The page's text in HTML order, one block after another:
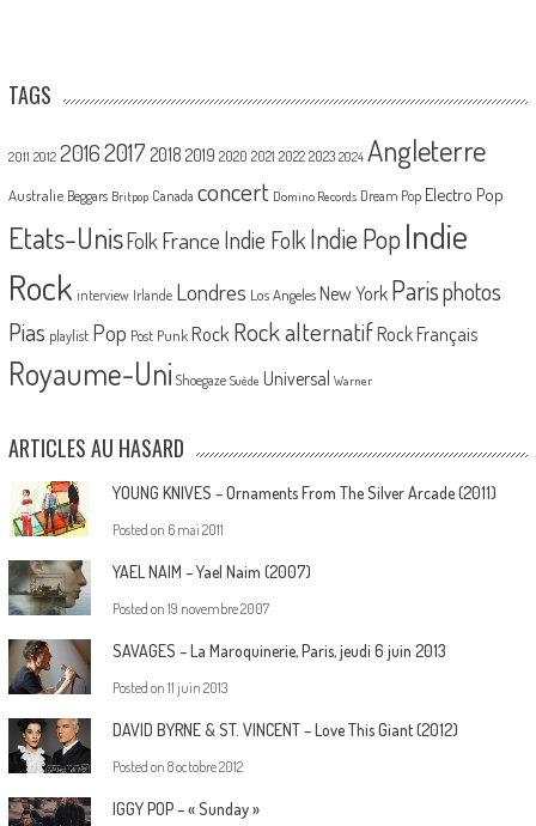
TAGS
2011 2012 20162017 2018 2019 2020 2021 2022 2023 2024 Angleterre
Australie Beggars Britpop Canada concert Domino Records Dream Pop Electro Pop
Etats-UnisFolk France Indie Folk Indie PopIndie
Rock interview Irlande Londres Los Angeles New York Parisphotos
Pias playlist Pop Post Punk Rock Rock alternatif Rock Français
Royaume-Uni Shoegaze Suède Universal Warner
ARTICLES AU HASARD
YOUNG KNIVES – Ornaments From The Silver Arcade (2011)
Posted on 6 mai 2011
YAEL NAIM – Yael Naim (2007)
Posted on 19 novembre 2007
SAVAGES – La Maroquinerie, Paris, jeudi 6 juin 2013
Posted on 11 juin 2013
DAVID BYRNE & ST. VINCENT – Love This Giant (2012)
Posted on 8 octobre 2012
IGGY POP – « Sunday »